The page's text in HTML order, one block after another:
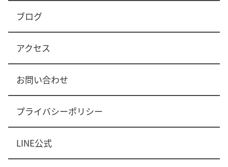
ブログ
アクセス
お問い合わせ
プライバシーポリシー
LINE公式